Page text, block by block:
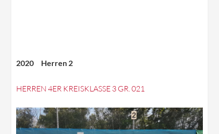
2020 Herren 2
HERREN 4ER KREISKLASSE 3 GR. 021